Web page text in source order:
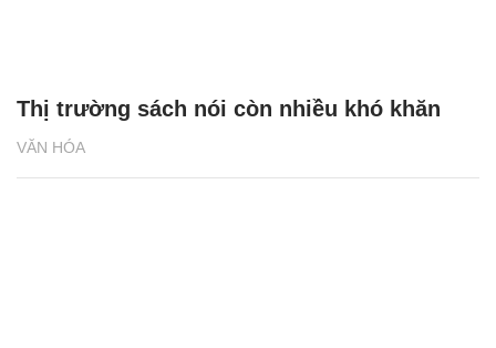
VĂN HÓA
Thị trường sách nói còn nhiều khó khăn